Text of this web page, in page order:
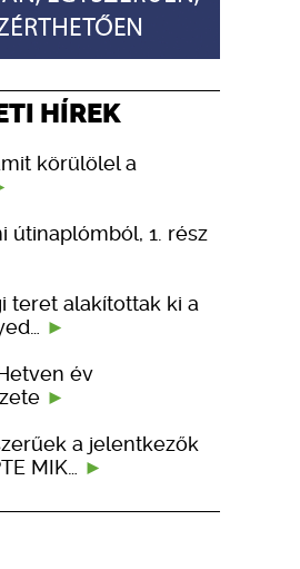
HÍREK
körülölel a
útinaplómból, 1. rész
teret alakítottak ki a
év
a jelentkezők
MIK…